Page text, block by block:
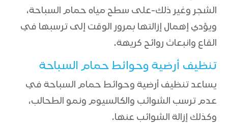
الشجر وغير ذلك-على سطح مياه حمام السباحة،
ويؤدي إهمال إزالتها بمرور الوقت إلى ترسبها في
القاع وانبعاث روائح كريهة.
تنظيف أرضية وحوائط حمام السباحة
يساعد تنظيف أرضية وحوائط حمام السباحة في
عدم ترسب الشوائب والكالسيوم ونمو الطحالب،
وكذلك إزالة الشوائب عنها.